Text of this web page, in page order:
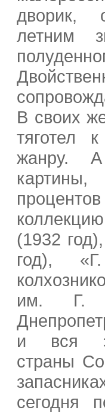
дворик,
летним
В своих
тяготел
жанру.
(1932
год),
им. Г.
и вся
страны
сегодня